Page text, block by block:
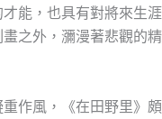
能，也具有對將來生
之外，瀰漫著悲觀的
作風，《在田野里》